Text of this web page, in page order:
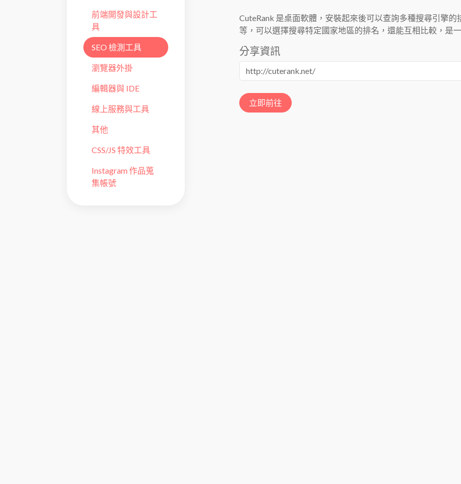
前端開發與設計工
具
SEO 檢測工具
瀏覽器外掛
編輯器與 IDE
線上服務與工具
其他
CSS/JS 特效工具
Instagram 作品蒐
集帳號
CuteRank 是桌面軟體，安裝起來後可以查詢多種搜尋引擎的
等，可以選擇搜尋特定國家地區的排名，還能互相比較，是
分享資訊
立即前往